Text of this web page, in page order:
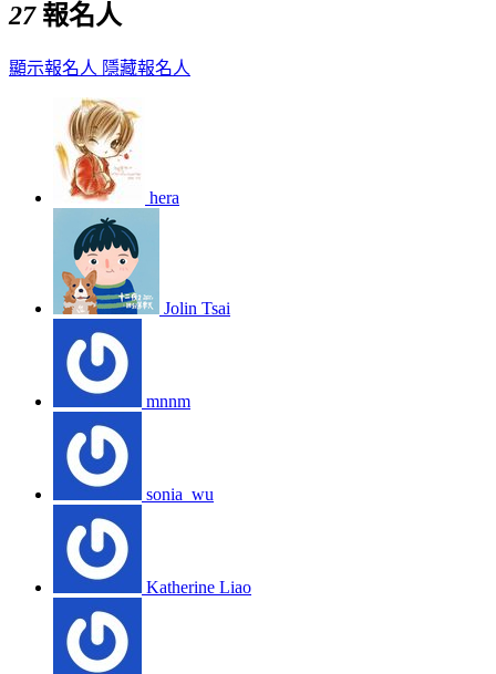
27報名人
顯示報名人 隱藏報名人
hera
Jolin Tsai
mnnm
sonia_wu
Katherine Liao